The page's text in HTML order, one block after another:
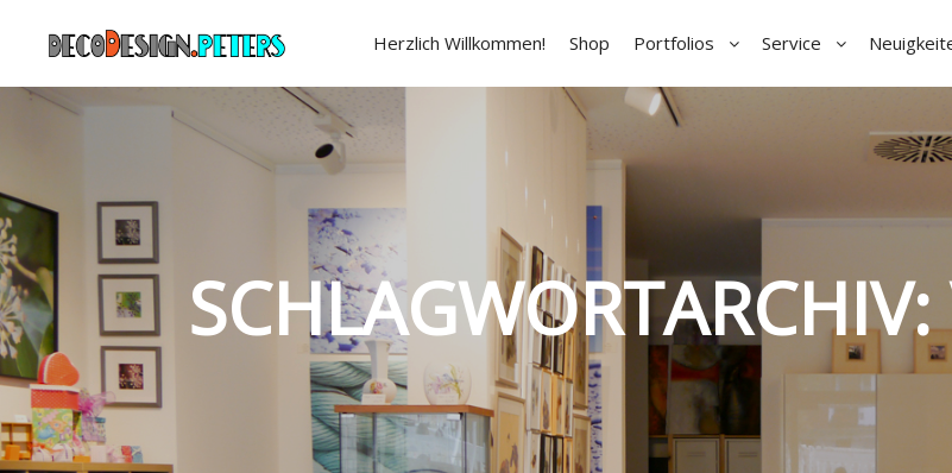
Herzlich Willkommen! Shop Portfolios Service
SCHLAGWORTARCHIV: